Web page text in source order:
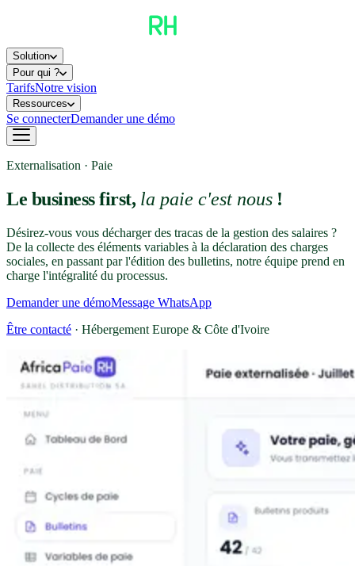
Solution
Pour qui ?
TarifsNotre vision
Ressources
Se connecterDemander une démo
Externalisation · Paie
Le business first, la paie c'est nous!
Désirez-vous vous décharger des tracas de la gestion des salaires ?
De la collecte des éléments variables à la déclaration des charges
sociales, en passant par l'édition des bulletins, notre équipe prend en
charge l'intégralité du processus.
Demander une démoMessage WhatsApp
Être contacté · Hébergement Europe & Côte d'Ivoire